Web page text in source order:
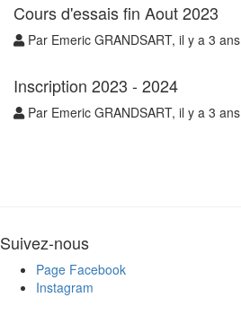
Cours d'essais fin Aout 2023
Par Emeric GRANDSART, il y a 3 ans
Inscription 2023 - 2024
Par Emeric GRANDSART, il y a 3 ans
Suivez-nous
Page Facebook
Instagram